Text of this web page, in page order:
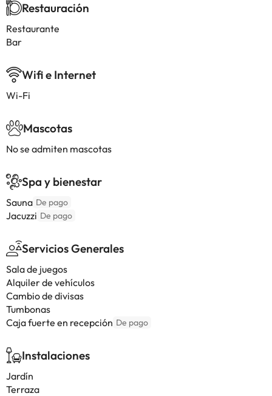
Restauración
Restaurante
Bar
Wifi e Internet
Wi-Fi
Mascotas
No se admiten mascotas
Spa y bienestar
Sauna De pago
Jacuzzi De pago
Servicios Generales
Sala de juegos
Alquiler de vehículos
Cambio de divisas
Tumbonas
Caja fuerte en recepción De pago
Instalaciones
Jardín
Terraza